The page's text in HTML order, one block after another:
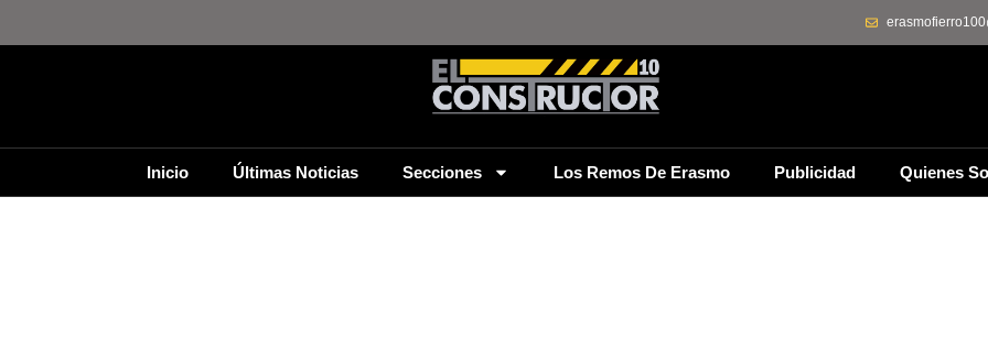
Inicio Últimas Noticias Secciones Los Remos De Erasmo Publicidad Quienes